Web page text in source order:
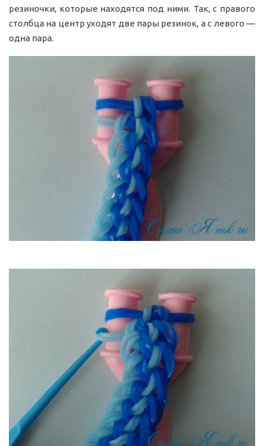
резиночки, которые находятся под ними. Так, с правого
столбца на центр уходят две пары резинок, а с левого —
одна пара.